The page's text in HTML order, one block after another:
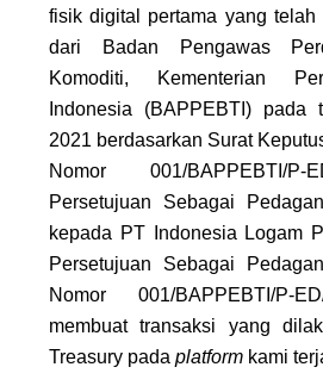
fisik digital pertama yang telah
dari Badan Pengawas
Komoditi, Kementerian
Indonesia (BAPPEBTI) pada
2021 berdasarkan Surat
Nomor 001/BAPPEBTI/P-
Persetujuan Sebagai
kepada PT Indonesia Logam
Persetujuan Sebagai
Nomor 001/BAPPEBTI/P-
membuat transaksi yang
Treasury pada platform kami